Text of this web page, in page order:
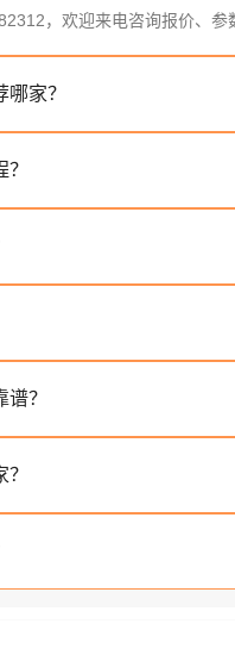
，欢迎来电咨询报价、参
家？
？